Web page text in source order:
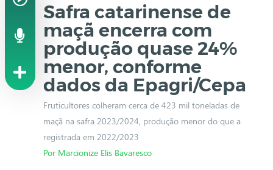
Safra catarinense de
maçã encerra com
produção quase 24%
menor, conforme
dados da Epagri/Cepa
Fruticultores colheram cerca de 423 mil toneladas de
maçã na safra 2023/2024, produção menor do que a
registrada em 2022/2023
Por Marcionize Elis Bavaresco